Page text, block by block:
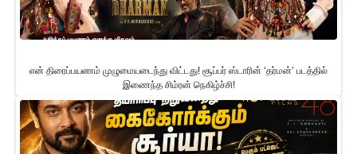
என் திரைப்பயணம் முழுமையடைந்து விட்டது! சூப்பர் ஸ்டாரின் ‘தர்மன்’ படத்தில்
இணைந்த சிம்ரன் நெகிழ்ச்சி!